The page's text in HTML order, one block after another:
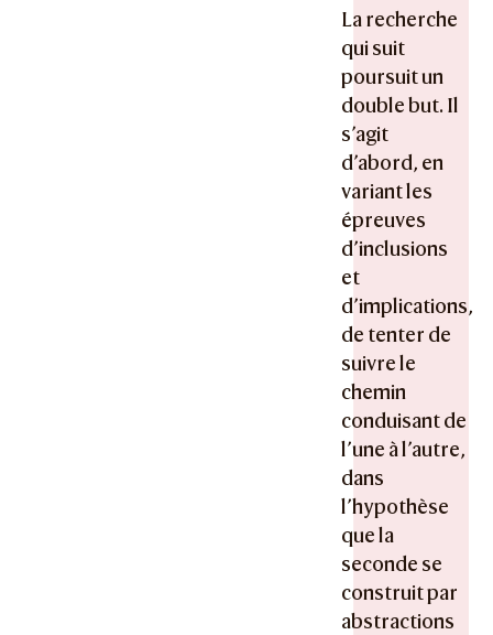
La recherche
qui suit
poursuit un
double but. Il
s’agit
d’abord, en
variant les
épreuves
d’inclusions
et
d’implications,
de tenter de
suivre le
chemin
conduisant de
l’une à l’autre,
dans
l’hypothèse
que la
seconde se
construit par
abstractions